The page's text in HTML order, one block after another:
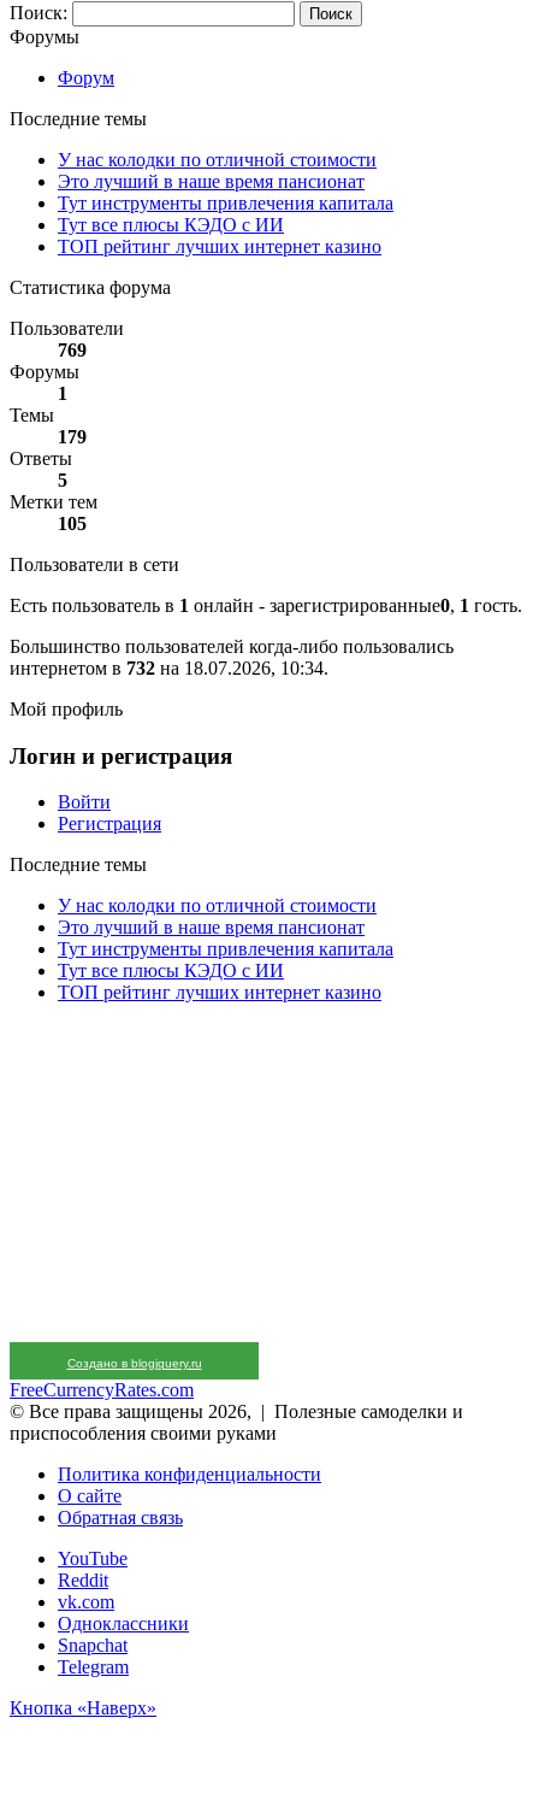
Поиск:
Форумы
Форум
Последние темы
У нас колодки по отличной стоимости
Это лучший в наше время пансионат
Тут инструменты привлечения капитала
Тут все плюсы КЭДО с ИИ
ТОП рейтинг лучших интернет казино
Статистика форума
Пользователи
769
Форумы
1
Темы
179
Ответы
5
Метки тем
105
Пользователи в сети
Есть пользователь в 1 онлайн - зарегистрированные0, 1 гость.
Большинство пользователей когда-либо пользовались
интернетом в 732 на 18.07.2026, 10:34.
Мой профиль
Логин и регистрация
Войти
Регистрация
Последние темы
У нас колодки по отличной стоимости
Это лучший в наше время пансионат
Тут инструменты привлечения капитала
Тут все плюсы КЭДО с ИИ
ТОП рейтинг лучших интернет казино
Создано в blogjquery.ru
FreeCurrencyRates.com
© Все права защищены 2026, | Полезные самоделки и
приспособления своими руками
Политика конфиденциальности
О сайте
Обратная связь
YouTube
Reddit
vk.com
Одноклассники
Snapchat
Telegram
Кнопка «Наверх»